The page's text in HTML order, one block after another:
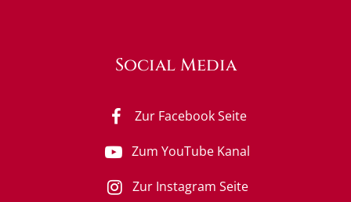
Social Media
Zur Facebook Seite
Zum YouTube Kanal
Zur Instagram Seite